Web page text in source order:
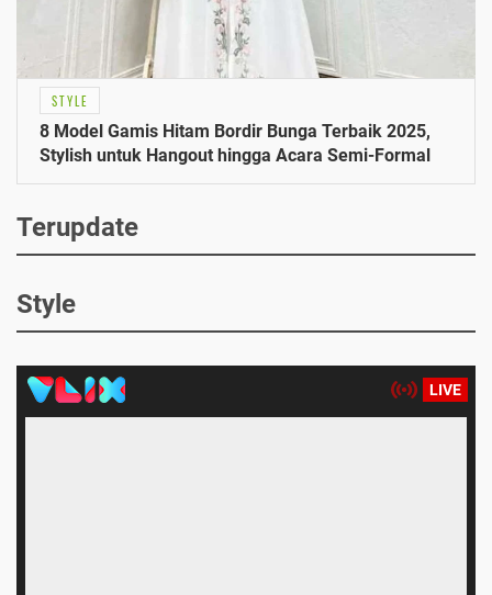
STYLE
8 Model Gamis Hitam Bordir Bunga Terbaik 2025,
Stylish untuk Hangout hingga Acara Semi-Formal
Terupdate
Style
LIVE